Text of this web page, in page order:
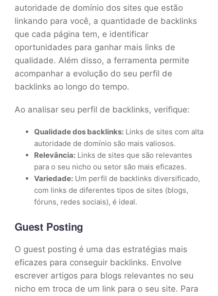
autoridade de domínio dos sites que estão
linkando para você, a quantidade de backlinks
que cada página tem, e identificar
oportunidades para ganhar mais links de
qualidade. Além disso, a ferramenta permite
acompanhar a evolução do seu perfil de
backlinks ao longo do tempo.
Ao analisar seu perfil de backlinks, verifique:
Qualidade dos backlinks: Links de sites com alta
autoridade de domínio são mais valiosos.
Relevância: Links de sites que são relevantes
para o seu nicho ou setor são mais eficazes.
Variedade: Um perfil de backlinks diversificado,
com links de diferentes tipos de sites (blogs,
fóruns, redes sociais), é ideal.
Guest Posting
O guest posting é uma das estratégias mais
eficazes para conseguir backlinks. Envolve
escrever artigos para blogs relevantes no seu
nicho em troca de um link para o seu site. Para